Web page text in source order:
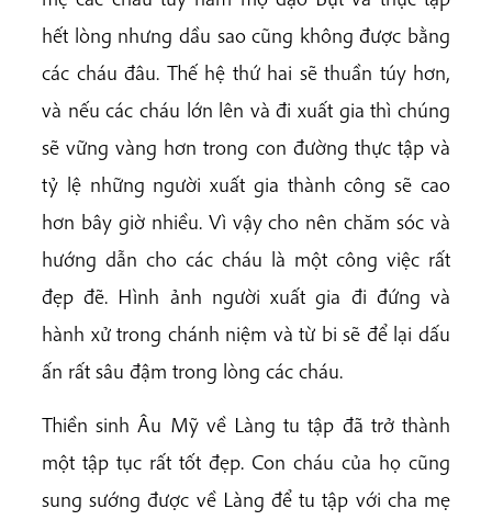
hết lòng nhưng dầu sao cũng không được bằng
các cháu đâu. Thế hệ thứ hai sẽ thuần túy hơn,
và nếu các cháu lớn lên và đi xuất gia thì chúng
sẽ vững vàng hơn trong con đường thực tập và
tỷ lệ những người xuất gia thành công sẽ cao
hơn bây giờ nhiều. Vì vậy cho nên chăm sóc và
hướng dẫn cho các cháu là một công việc rất
đẹp đẽ. Hình ảnh người xuất gia đi đứng và
hành xử trong chánh niệm và từ bi sẽ để lại dấu
ấn rất sâu đậm trong lòng các cháu.
Thiền sinh Âu Mỹ về Làng tu tập đã trở thành
một tập tục rất tốt đẹp. Con cháu của họ cũng
sung sướng được về Làng để tu tập với cha mẹ